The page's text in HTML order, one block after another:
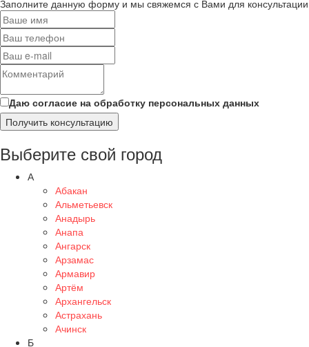
Заполните данную форму и мы свяжемся с Вами для консультации
Даю согласие на обработку персональных данных
Получить консультацию
Выберите свой город
А
Абакан
Альметьевск
Анадырь
Анапа
Ангарск
Арзамас
Армавир
Артём
Архангельск
Астрахань
Ачинск
Б